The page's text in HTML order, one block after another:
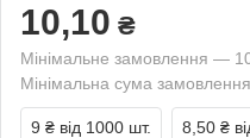
10,10 ₴
Мінімальне замовлення —
Мінімальна сума
9 ₴ від 1000 шт. 8,50 ₴